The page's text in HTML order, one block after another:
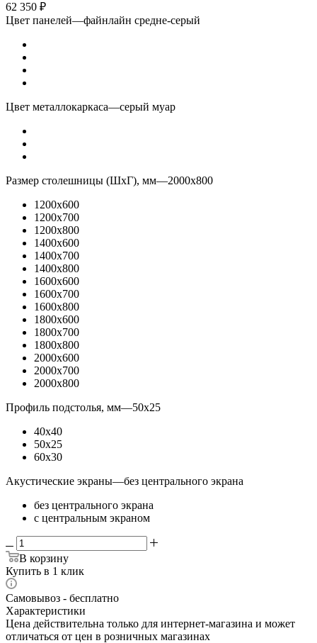
62 350 ₽
Цвет панелей—файнлайн средне-серый
Цвет металлокаркаса—серый муар
Размер столешницы (ШхГ), мм—2000x800
1200x600
1200x700
1200x800
1400x600
1400x700
1400x800
1600x600
1600x700
1600x800
1800x600
1800x700
1800x800
2000x600
2000x700
2000x800
Профиль подстолья, мм—50x25
40x40
50x25
60x30
Акустические экраны—без центрального экрана
без центрального экрана
с центральным экраном
В корзину
Купить в 1 клик
Самовывоз - бесплатно
Характеристики
Цена действительна только для интернет-магазина и может
отличаться от цен в розничных магазинах